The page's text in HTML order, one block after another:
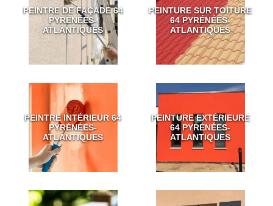
PEINTRE DE FAÇADE 64
PYRÉNÉES-
ATLANTIQUES
PEINTURE SUR TOITURE
64 PYRÉNÉES-
ATLANTIQUES
PEINTRE INTÉRIEUR 64
PYRÉNÉES-
ATLANTIQUES
PEINTURE EXTÉRIEURE
64 PYRÉNÉES-
ATLANTIQUES